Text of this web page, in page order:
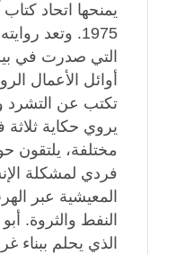
يمنحها اتحاد
1975. وتعد
أوائل الأعمال
تكتب عن التشرد
يروي حكاية
مختلفة، يلتقون
فردي لمشكلة
المعيشية عبر
النفط والثروة.
الذي يحلم ببناء